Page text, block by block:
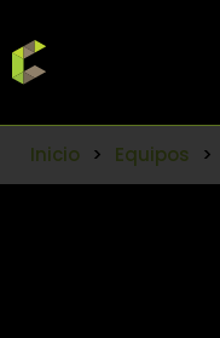
Inicio > Equipos >